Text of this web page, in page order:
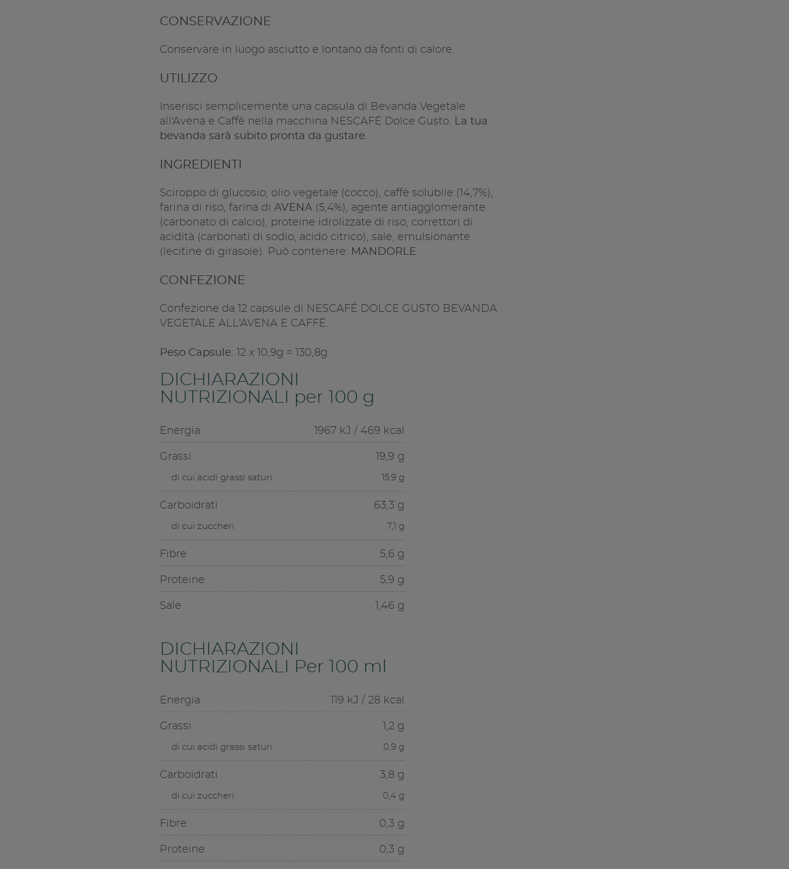
CONSERVAZIONE
Conservare in luogo asciutto e lontano da fonti di calore.
UTILIZZO
Inserisci semplicemente una capsula di Bevanda Vegetale
all'Avena e Caffè nella macchina NESCAFÉ Dolce Gusto. La tua
bevanda sarà subito pronta da gustare.
INGREDIENTI
Sciroppo di glucosio, olio vegetale (cocco), caffè solubile (14,7%),
farina di riso, farina di AVENA(5,4%), agente antiagglomerante
(carbonato di calcio), proteine idrolizzate di riso, correttori di
acidità (carbonati di sodio, acido citrico), sale, emulsionante
(lecitine di girasole). Può contenere: MANDORLE.
CONFEZIONE
Confezione da 12 capsule di NESCAFÉ DOLCE GUSTO BEVANDA
VEGETALE ALL'AVENA E CAFFÈ.
Peso Capsule: 12 x 10,9g = 130,8g
DICHIARAZIONI
NUTRIZIONALI per 100 g
Energia 1967 kJ / 469 kcal
Grassi 19,9 g
di cui acidi grassi saturi 15,9 g
Carboidrati 63,3 g
di cui zuccheri 7,1 g
Fibre 5,6 g
Proteine 5,9 g
Sale 1,46 g
DICHIARAZIONI
NUTRIZIONALI Per 100 ml
Energia 119 kJ / 28 kcal
Grassi 1,2 g
di cui acidi grassi saturi 0,9 g
Carboidrati 3,8 g
di cui zuccheri 0,4 g
Fibre 0,3 g
Proteine 0,3 g